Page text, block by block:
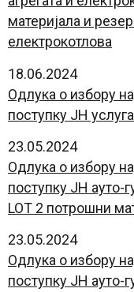
материјала и
електрокотлова
18.06.2024
Oдлука о избору
поступку ЈН
23.05.2024
Oдлука о избору
поступку ЈН ауто-
LOT 2 потрошни
23.05.2024
Oдлука о избору
поступку ЈН ауто-